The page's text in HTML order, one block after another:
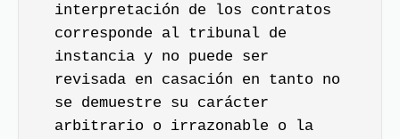
interpretación de los contratos
corresponde al tribunal de
instancia y no puede ser
revisada en casación en tanto no
se demuestre su carácter
arbitrario o irrazonable o la